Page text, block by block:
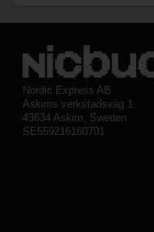
Nordic Express AB
Askims verkstadsväg 1
43634 Askim, Sweden
SE559216160701